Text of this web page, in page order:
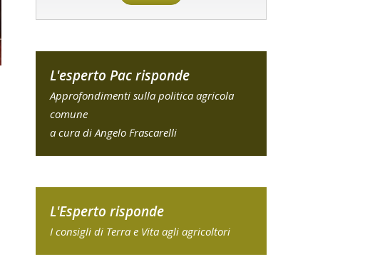
L'esperto Pac risponde
Approfondimenti sulla politica agricola
comune
a cura di Angelo Frascarelli
L'Esperto risponde
I consigli di Terra e Vita agli agricoltori